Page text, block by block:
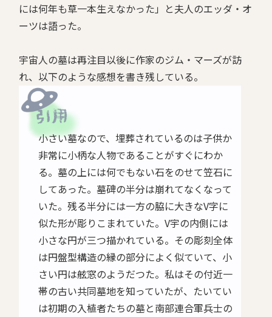
には何年も草一本生えなかった」と夫人のエッダ・オ
ーツは語った。
宇宙人の墓は再注目以後に作家のジム・マーズが訪
れ、以下のような感想を書き残している。
小さい墓なので、埋葬されているのは子供か
非常に小柄な人物であることがすぐにわか
る。墓の上には何でもない石をのせて笠石に
してあった。墓碑の半分は崩れてなくなって
いた。残る半分には一方の脇に大きなV字に
似た形が彫りこまれていた。V宇の内側には
小さな円が三つ描かれている。その彫刻全体
は円盤型構造の縁の部分によく似ていて、小
さい円は舷窓のようだつた。私はその付近一
帯の古い共同墓地を知っていたが、たいてい
は初期の入植者たちの墓と南部連合軍兵士の